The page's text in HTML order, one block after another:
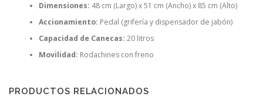
Dimensiones: 48 cm (Largo) x 51 cm (Ancho) x 85 cm (Alto)
Accionamiento: Pedal (grifería y dispensador de jabón)
Capacidad de Canecas: 20 litros
Movilidad: Rodachines con freno
PRODUCTOS RELACIONADOS